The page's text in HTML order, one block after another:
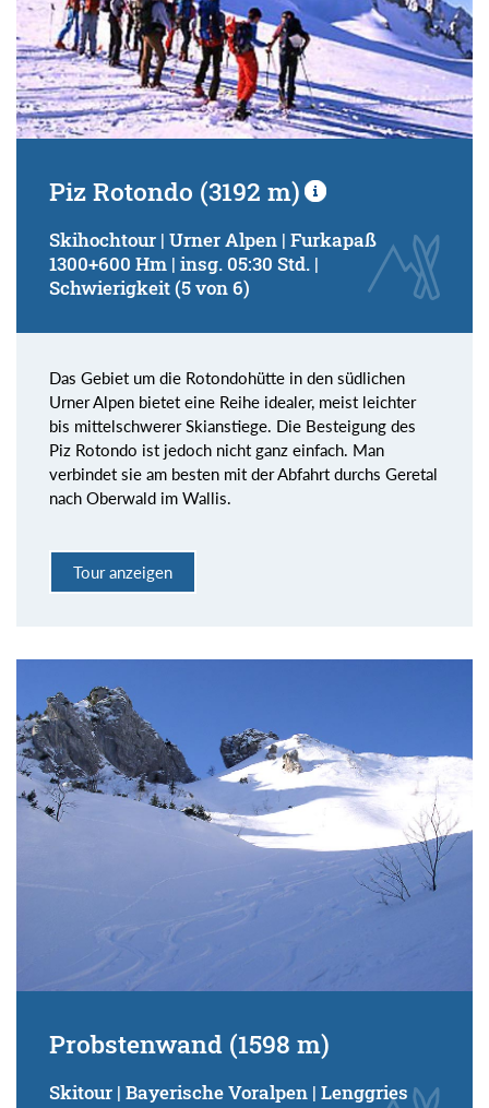
Piz Rotondo (3192 m)
Skihochtour | Urner Alpen | Furkapaß
1300+600 Hm | insg. 05:30 Std. |
Schwierigkeit (5 von 6)
Das Gebiet um die Rotondohütte in den südlichen
Urner Alpen bietet eine Reihe idealer, meist leichter
bis mittelschwerer Skianstiege. Die Besteigung des
Piz Rotondo ist jedoch nicht ganz einfach. Man
verbindet sie am besten mit der Abfahrt durchs Geretal
nach Oberwald im Wallis.
Tour anzeigen
Probstenwand (1598 m)
Skitour | Bayerische Voralpen | Lenggries